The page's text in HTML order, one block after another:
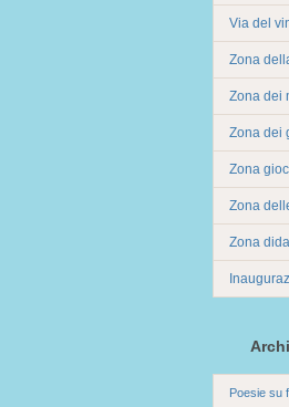
Via del
Zona
Zona dei
Zona dei
Zona
Zona
Zona
Poesie su